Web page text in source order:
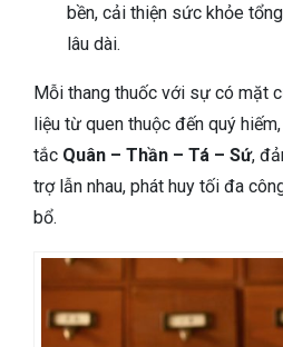
bền, cải thiện sức khỏe
lâu dài.
Mỗi thang thuốc với sự có mặt
liệu từ quen thuộc đến quý
tắc Quân – Thần – Tá – Sứ,
trợ lẫn nhau, phát huy tối đa
bổ.